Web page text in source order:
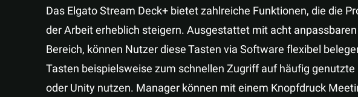
Das Elgato Stream Deck+ bietet zahlreiche Funktionen, die die
der Arbeit erheblich steigern. Ausgestattet mit acht
Bereich, können Nutzer diese Tasten via Software flexibel
Tasten beispielsweise zum schnellen Zugriff auf häufig genutzte
oder Unity nutzen. Manager können mit einem Knopfdruck